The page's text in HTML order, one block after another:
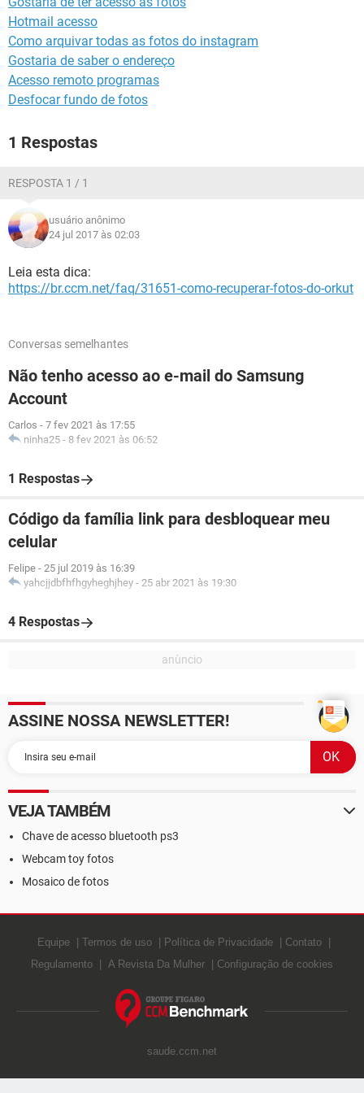
GUIA DE COMPRAS
Hotmail acesso
Como arquivar todas as fotos do instagram
Gostaria de saber o endereço
Acesso remoto programas
Desfocar fundo de fotos
1 Respostas
RESPOSTA 1 / 1
usuário anônimo
24 jul 2017 às 02:03
Leia esta dica:
https://br.ccm.net/faq/31651-como-recuperar-fotos-do-orkut
Conversas semelhantes
Não tenho acesso ao e-mail do Samsung
Account
Carlos - 7 fev 2021 às 17:55
ninha25 - 8 fev 2021 às 06:52
1 Respostas
Código da família link para desbloquear meu
celular
Felipe - 25 jul 2019 às 16:39
yahcjjdbfhfhgyheghjhey - 25 abr 2021 às 19:30
4 Respostas
ASSINE NOSSA NEWSLETTER!
VEJA TAMBÉM
Chave de acesso bluetooth ps3
Webcam toy fotos
Mosaico de fotos
Equipe Termos de uso Política de Privacidade
Contato
Regulamento
A Revista Da Mulher Configuração de cookies
saude.ccm.net